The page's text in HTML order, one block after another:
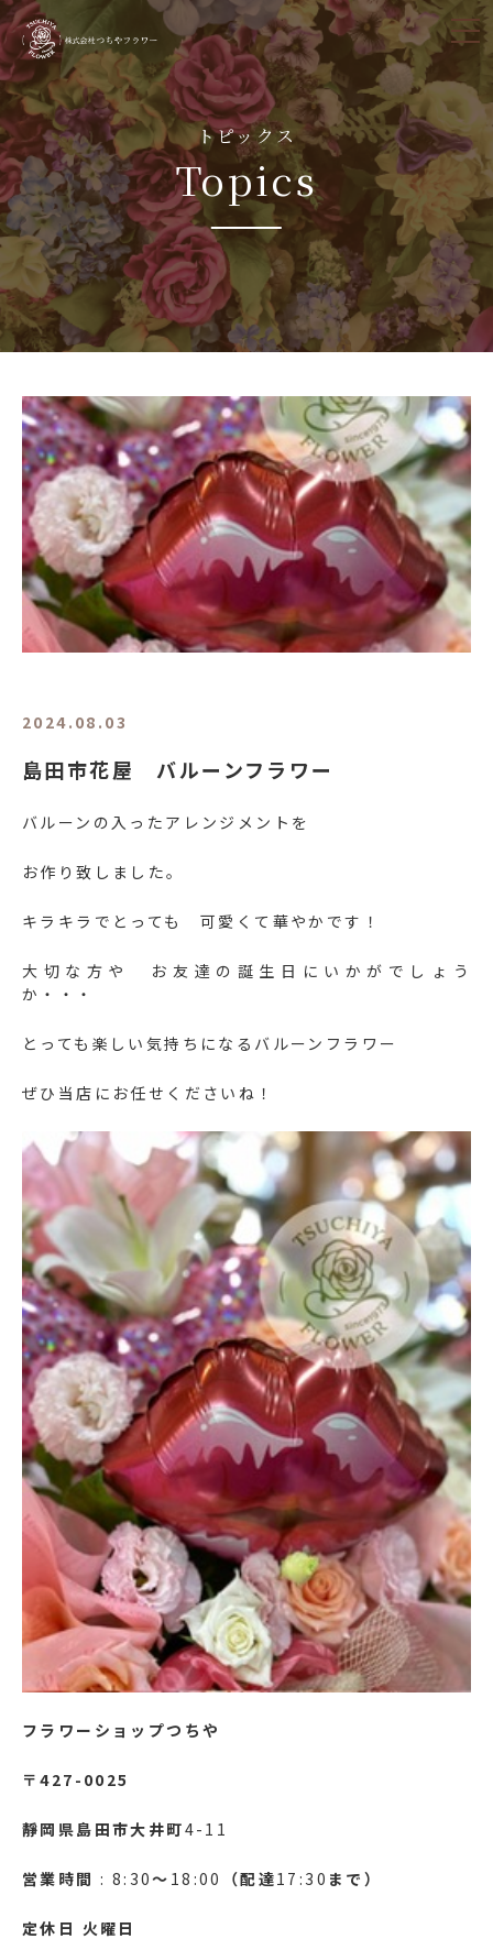
トピックス
Topics
2024.08.03
島田市花屋 バルーンフラワー
バルーンの入ったアレンジメントを
お作り致しました。
キラキラでとっても 可愛くて華やかです！
大切な方や お友達の誕生日にいかがでしょう
か・・・
とっても楽しい気持ちになるバルーンフラワー
ぜひ当店にお任せくださいね！
フラワーショップつちや
〒427-0025
靜岡県島田市大井町4-11
営業時間 : 8:30～ 18:00 （配達17:30 まで）
定休日 火曜日